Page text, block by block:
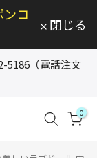
コ
閉じる
5186（電話注文
0